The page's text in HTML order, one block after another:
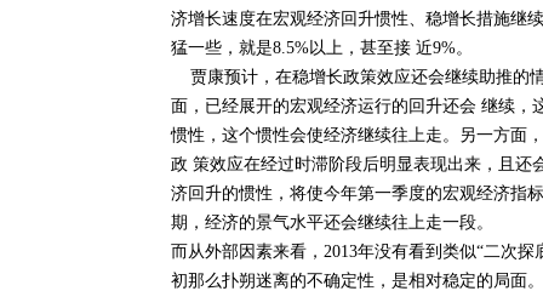
济增长速度在宏观经济回升惯性、稳增长措施继
猛一些，就是8.5%以上，甚至接 近9%。
贾康预计，在稳增长政策效应还会继续助推的
面，已经展开的宏观经济运行的回升还会 继续
惯性，这个惯性会使经济继续往上走。另一方面
政 策效应在经过时滞阶段后明显表现出来，且
济回升的惯性，将使今年第一季度的宏观经济指
期，经济的景气水平还会继续往上走一段。
而从外部因素来看，2013年没有看到类似“二次
初那么扑朔迷离的不确定性，是相对稳定的局面